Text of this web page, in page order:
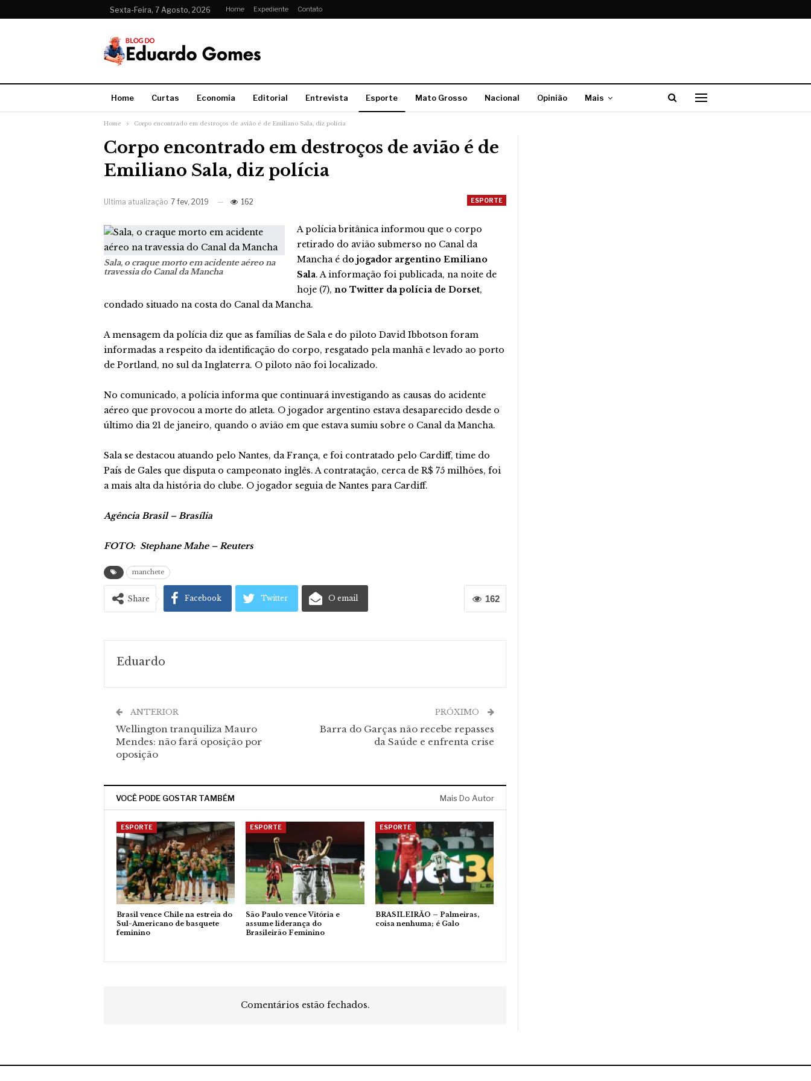
Sexta-Feira, 7 Agosto, 2026 Home Expediente Contato
Home Curtas Economia Editorial Entrevista Esporte Mato Grosso Nacional Opinião Mais
Home Corpo encontrado em destroços de avião é de Emiliano Sala, diz polícia
Corpo encontrado em destroços de avião é de
Emiliano Sala, diz polícia
ESPORTE
Ultima atualização 7 fev, 2019 162
Sala, o craque morto em acidente aéreo na
travessia do Canal da Mancha
A polícia britânica informou que o corpo
retirado do avião submerso no Canal da
Mancha é do jogador argentino Emiliano
Sala. A informação foi publicada, na noite de
hoje (7), no Twitter da polícia de Dorset,
condado situado na costa do Canal da Mancha.
A mensagem da polícia diz que as famílias de Sala e do piloto David Ibbotson foram
informadas a respeito da identificação do corpo, resgatado pela manhã e levado ao porto
de Portland, no sul da Inglaterra. O piloto não foi localizado.
No comunicado, a polícia informa que continuará investigando as causas do acidente
aéreo que provocou a morte do atleta. O jogador argentino estava desaparecido desde o
último dia 21 de janeiro, quando o avião em que estava sumiu sobre o Canal da Mancha.
Sala se destacou atuando pelo Nantes, da França, e foi contratado pelo Cardiff, time do
País de Gales que disputa o campeonato inglês. A contratação, cerca de R$ 75 milhões, foi
a mais alta da história do clube. O jogador seguia de Nantes para Cardiff.
Agência Brasil – Brasília
FOTO: Stephane Mahe – Reuters
manchete
162
Share Facebook Twitter O email
Eduardo
ANTERIOR
Wellington tranquiliza Mauro
Mendes: não fará oposição por
oposição
PRÓXIMO
Barra do Garças não recebe repasses
da Saúde e enfrenta crise
VOCÊ PODE GOSTAR TAMBÉM Mais Do Autor
ESPORTE
Brasil vence Chile na estreia do
Sul-Americano de basquete
feminino
ESPORTE
São Paulo vence Vitória e
assume liderança do
Brasileirão Feminino
ESPORTE
BRASILEIRÃO – Palmeiras,
coisa nenhuma; é Galo
Comentários estão fechados.